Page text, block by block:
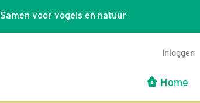
voor vogels en natuur
Inloggen
Home